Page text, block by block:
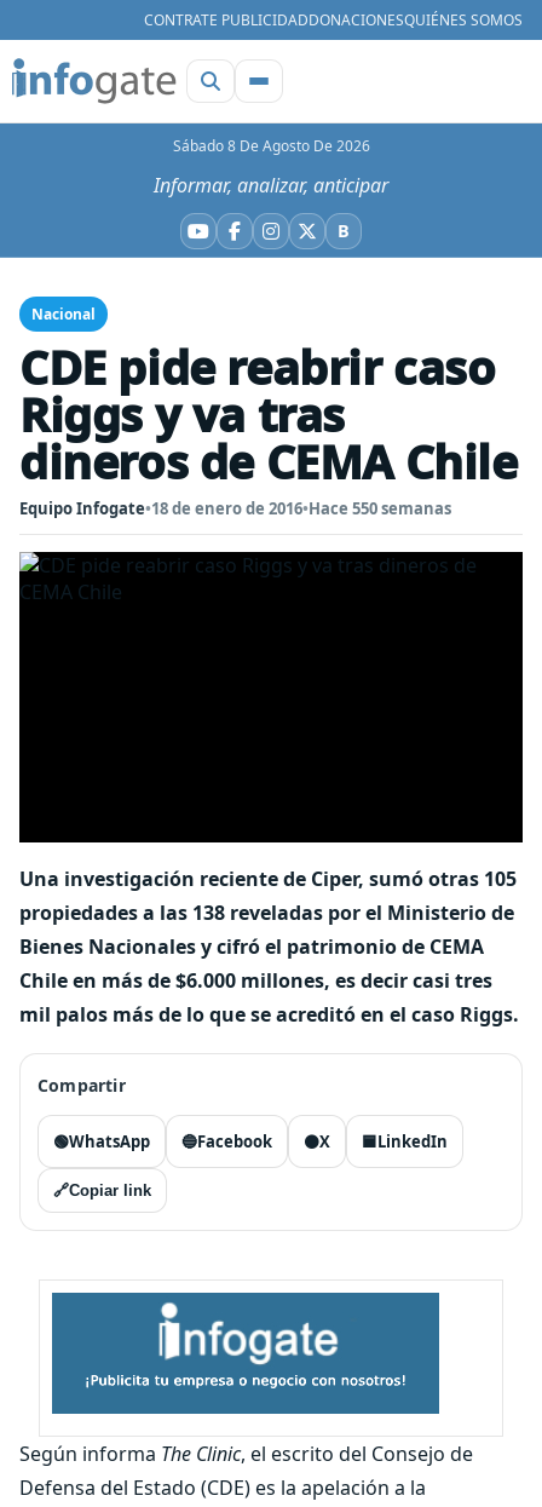
CONTRATE PUBLICIDADDONACIONESQUIÉNES SOMOS
Sábado 8 De Agosto De 2026
Informar, analizar, anticipar
YouTube
Facebook
Instagram
X BBluesky
Nacional
CDE pide reabrir caso
Riggs y va tras
dineros de CEMA Chile
Equipo Infogate•18 de enero de 2016•Hace 550 semanas
Una investigación reciente de Ciper, sumó otras 105
propiedades a las 138 reveladas por el Ministerio de
Bienes Nacionales y cifró el patrimonio de CEMA
Chile en más de $6.000 millones, es decir casi tres
mil palos más de lo que se acreditó en el caso Riggs.
Compartir
🟢WhatsApp 🔵Facebook ⚫X 🟦LinkedIn
🔗Copiar link
Según informa The Clinic, el escrito del Consejo de
Defensa del Estado (CDE) es la apelación a la